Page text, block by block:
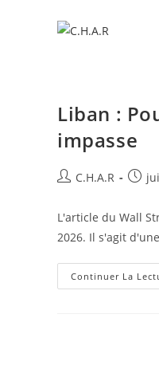
Liban :
impasse
C.H.A.R
L'article du Wall
2026. Il s'agit
Continuer La